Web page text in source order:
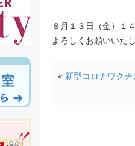
８月１３日（金）１
よろしくお願いいた
« 新型コロナワクチ